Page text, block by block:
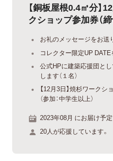
【銅板屋根0.4㎡分】
クショップ参加券（
お礼のメッセージをお送
コレクター限定UP
公式HPに建築応援団と
します（１名）
【12月3日】焼杉ワークシ
（参加：中学生以上）
2023年08月 にお届け予定
20人が応援しています。